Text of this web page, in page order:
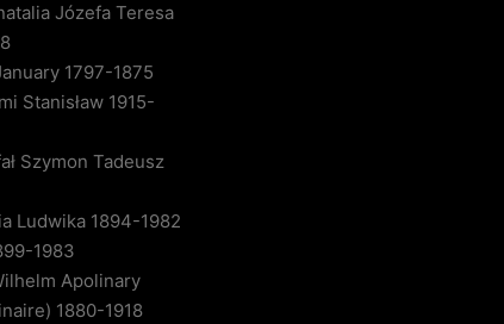
Józefa Teresa
1797-1875
Stanisław 1915-
Szymon Tadeusz
Ludwika 1894-1982
1983
Apolinary
1880-1918